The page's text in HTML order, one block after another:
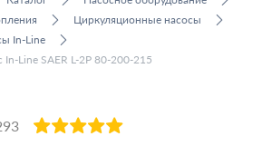
Циркуляционные насосы
In-Line
Line SAER L-2P 80-200-215